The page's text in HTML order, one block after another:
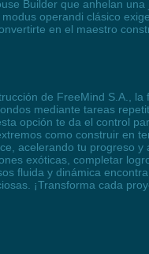
Builder que anhelan
operandi clásico
en el maestro
de FreeMind S.A.,
mediante tareas
opción te da el control
como construir en
acelerando tu progreso
exóticas, completar
fluida y dinámica
¡Transforma cada